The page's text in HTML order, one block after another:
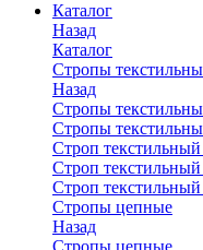
Каталог
Назад
Каталог
Стропы
Назад
Стропы
Стропы
Строп
Строп
Строп
Стропы цепные
Назад
Стропы цепные